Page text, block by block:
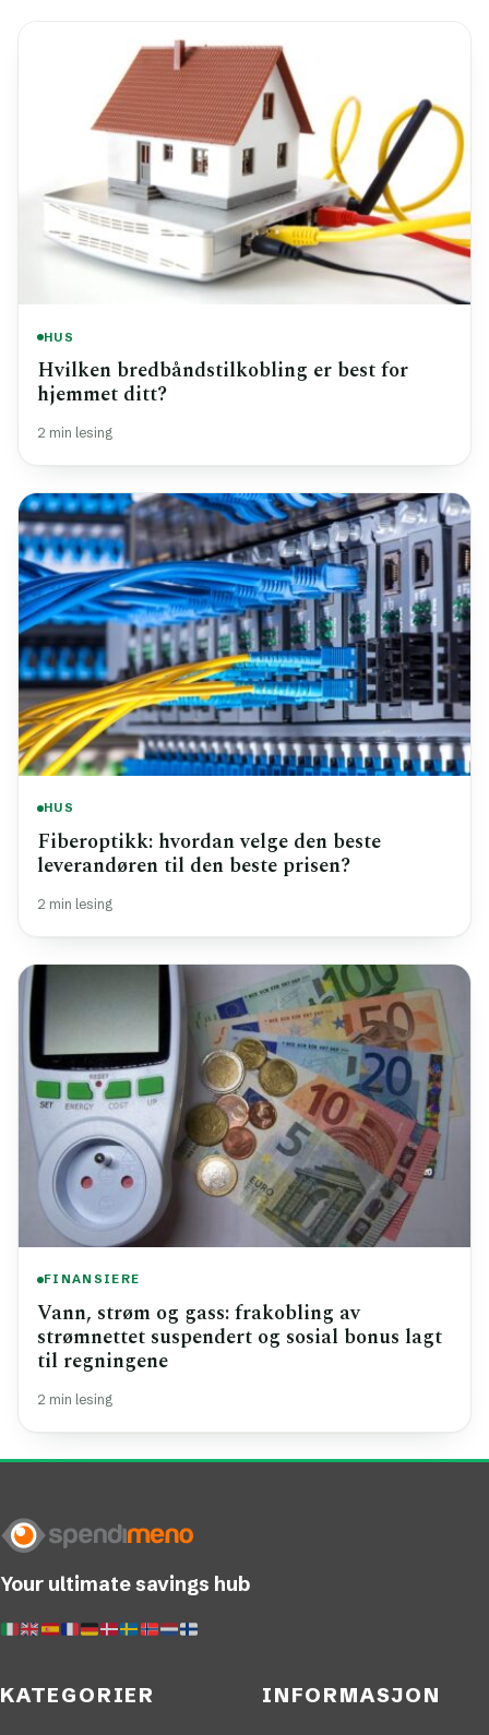
HUS
Hvilken bredbåndstilkobling er best for
hjemmet ditt?
2 min lesing
HUS
Fiberoptikk: hvordan velge den beste
leverandøren til den beste prisen?
2 min lesing
FINANSIERE
Vann, strøm og gass: frakobling av
strømnettet suspendert og sosial bonus lagt
til regningene
2 min lesing
Your ultimate savings hub
KATEGORIER INFORMASJON